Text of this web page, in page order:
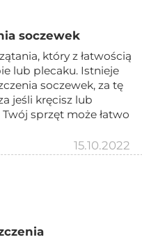
soczewek
który z łatwością
lub plecaku. Istnieje
soczewek, za tę
jeśli kręcisz lub
sprzęt może łatwo
15.10.2022